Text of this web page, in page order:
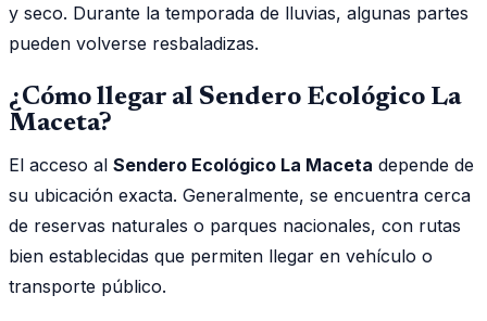
y seco. Durante la temporada de lluvias, algunas partes
pueden volverse resbaladizas.
¿Cómo llegar al Sendero Ecológico La
Maceta?
El acceso al Sendero Ecológico La Maceta depende de
su ubicación exacta. Generalmente, se encuentra cerca
de reservas naturales o parques nacionales, con rutas
bien establecidas que permiten llegar en vehículo o
transporte público.